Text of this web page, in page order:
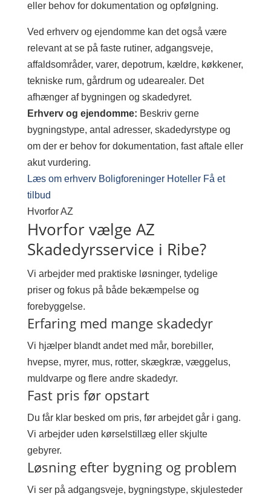
eller behov for dokumentation og opfølgning.
Ved erhverv og ejendomme kan det også være
relevant at se på faste rutiner, adgangsveje,
affaldsområder, varer, depotrum, kældre, køkkener,
tekniske rum, gårdrum og udearealer. Det
afhænger af bygningen og skadedyret.
Erhverv og ejendomme: Beskriv gerne
bygningstype, antal adresser, skadedyrstype og
om der er behov for dokumentation, fast aftale eller
akut vurdering.
Læs om erhverv Boligforeninger Hoteller Få et
tilbud
Hvorfor AZ
Hvorfor vælge AZ
Skadedyrsservice i Ribe?
Vi arbejder med praktiske løsninger, tydelige
priser og fokus på både bekæmpelse og
forebyggelse.
Erfaring med mange skadedyr
Vi hjælper blandt andet med mår, borebiller,
hvepse, myrer, mus, rotter, skægkræ, væggelus,
muldvarpe og flere andre skadedyr.
Fast pris før opstart
Du får klar besked om pris, før arbejdet går i gang.
Vi arbejder uden kørselstillæg eller skjulte
gebyrer.
Løsning efter bygning og problem
Vi ser på adgangsveje, bygningstype, skjulesteder